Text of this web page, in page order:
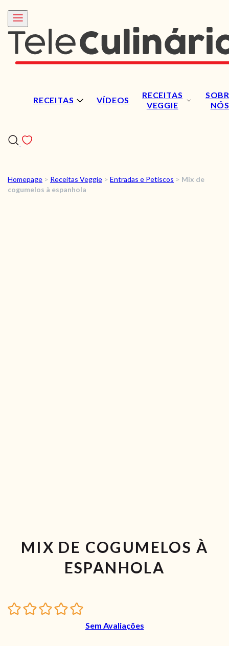
RECEITAS VÍDEOS
RECEITAS
VEGGIE
NÓS
RECEITAS
Homepage > Receitas Veggie > Entradas e Petiscos > Mix de
cogumelos à espanhola
MIX DE COGUMELOS À
ESPANHOLA
Sem Avaliações